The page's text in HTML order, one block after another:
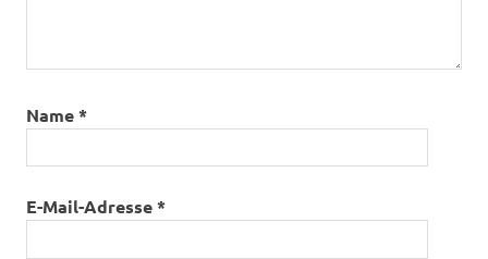
Name*
E-Mail-Adresse*